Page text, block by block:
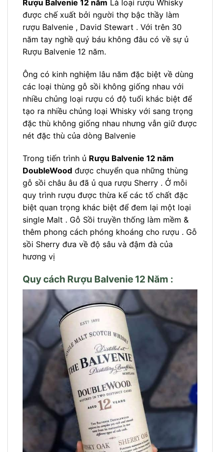
Rượu Balvenie 12 năm Là loại rượu Whisky
được chế xuất bởi người thợ bậc thầy làm
rượu Balvenie , David Stewart . Với trên 30
năm tay nghề quý báu không đâu có về sự ủ
Rượu Balvenie 12 năm.
Ông có kinh nghiệm lâu năm đặc biệt về dùng
các loại thùng gỗ sồi không giống nhau với
nhiều chủng loại rượu có độ tuổi khác biệt để
tạo ra nhiều chủng loại Whisky với sang trọng
đặc thù không giống nhau nhưng vẫn giữ được
nét đặc thù của dòng Balvenie
Trong tiến trình ủ Rượu Balvenie 12 năm
DoubleWood được chuyển qua những thùng
gỗ sồi châu âu đã ủ qua rượu Sherry . Ở mỗi
quy trình rượu được thừa kế các tố chất đặc
biệt quan trọng khác biệt để đem lại một loại
single Malt . Gỗ Sồi truyền thống làm mềm &
thêm phong cách phóng khoáng cho rượu . Gỗ
sồi Sherry đưa về độ sâu và đậm đà của
hương vị
Quy cách Rượu Balvenie 12 Năm :